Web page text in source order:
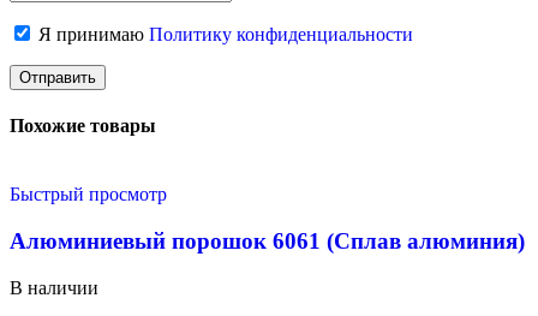
Я принимаю Политику конфиденциальности
Похожие товары
Быстрый просмотр
Алюминиевый порошок 6061 (Сплав алюминия)
В наличии